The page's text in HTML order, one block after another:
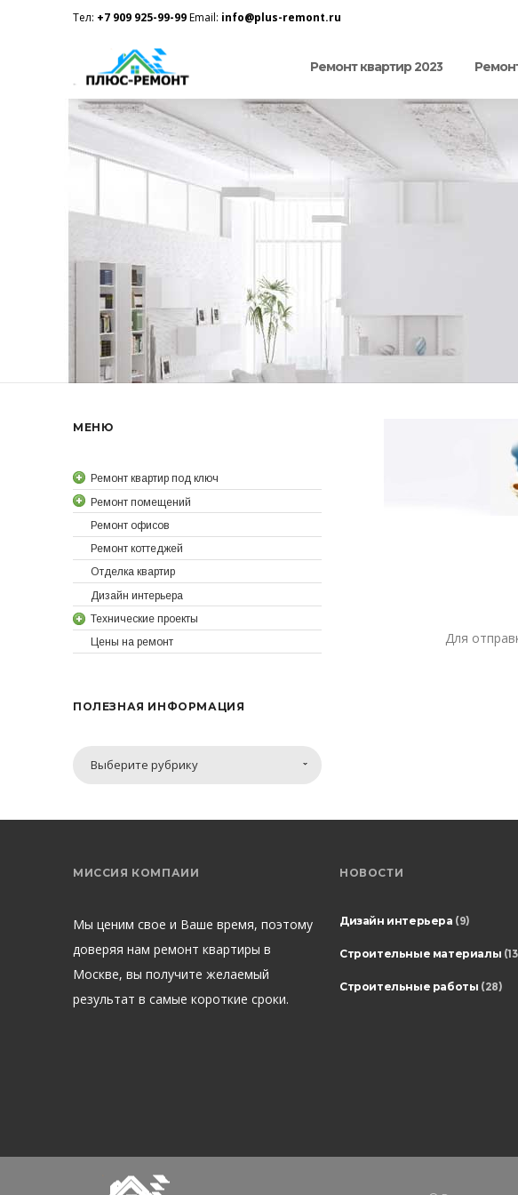
Тел: +7 909 925-99-99Email: info@plus-remont.ru
Ремонт квартир 2023
Для
МЕНЮ
Ремонт квартир под ключ
Ремонт помещений
Ремонт офисов
Ремонт коттеджей
Отделка квартир
Дизайн интерьера
Технические проекты
Цены на ремонт
ПОЛЕЗНАЯ ИНФОРМАЦИЯ
Полезная
Выберите рубрику
МИССИЯ КОМПАИИ
Мы ценим свое и Ваше время, поэтому
доверяя нам ремонт квартиры в
Москве, вы получите желаемый
результат в самые короткие сроки.
НОВОСТИ
Дизайн интерьера (9)
Строительные материалы
Строительные работы (28)